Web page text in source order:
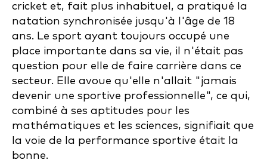
cricket et, fait plus inhabituel, a pratiqué la
natation synchronisée jusqu'à l'âge de 18
ans. Le sport ayant toujours occupé une
place importante dans sa vie, il n'était pas
question pour elle de faire carrière dans ce
secteur. Elle avoue qu'elle n'allait "jamais
devenir une sportive professionnelle", ce qui,
combiné à ses aptitudes pour les
mathématiques et les sciences, signifiait que
la voie de la performance sportive était la
bonne.